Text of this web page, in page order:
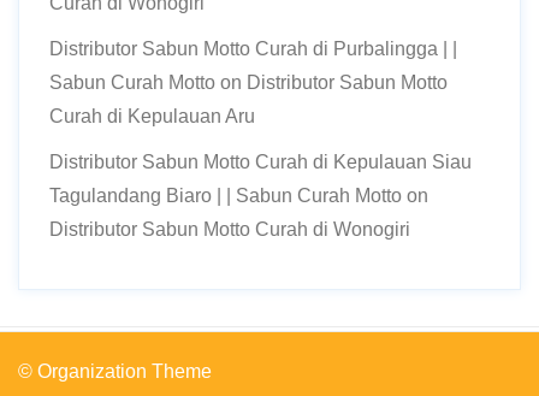
Distributor Sabun Motto Curah di Purbalingga | |
Sabun Curah Motto on Distributor Sabun Motto
Curah di Kepulauan Aru
Distributor Sabun Motto Curah di Kepulauan Siau
Tagulandang Biaro | | Sabun Curah Motto on
Distributor Sabun Motto Curah di Wonogiri
© Organization Theme